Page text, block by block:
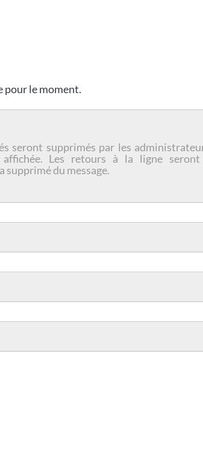
pour le moment.
seront supprimés par les
Les retours à la ligne seront
du message.